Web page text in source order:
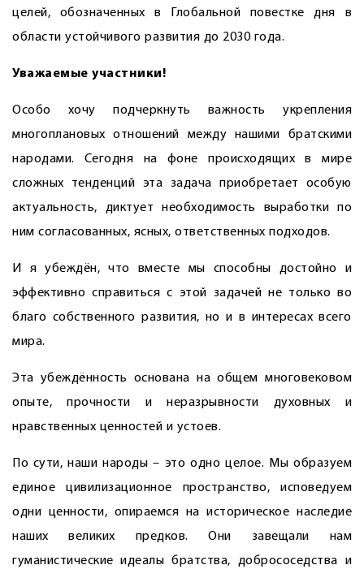
целей, обозначенных в Глобальной повестке дня в
области устойчивого развития до 2030 года.
Уважаемые участники!
Особо хочу подчеркнуть важность укрепления
многоплановых отношений между нашими братскими
народами. Сегодня на фоне происходящих в мире
сложных тенденций эта задача приобретает особую
актуальность, диктует необходимость выработки по
ним согласованных, ясных, ответственных подходов.
И я убеждён, что вместе мы способны достойно и
эффективно справиться с этой задачей не только во
благо собственного развития, но и в интересах всего
мира.
Эта убеждённость основана на общем многовековом
опыте, прочности и неразрывности духовных и
нравственных ценностей и устоев.
По сути, наши народы – это одно целое. Мы образуем
единое цивилизационное пространство, исповедуем
одни ценности, опираемся на историческое наследие
наших великих предков. Они завещали нам
гуманистические идеалы братства, добрососедства и